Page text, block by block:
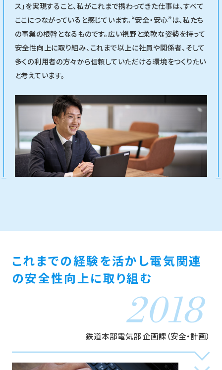
ス」を実現すること、私がこれまで携わってきた仕事は、すべて
ここにつながっていると感じています。“安全・安心”は、私たち
の事業の根幹となるものです。広い視野と柔軟な姿勢を持って
安全性向上に取り組み、これまで以上に社員や関係者、そして
多くの利用者の方々から信頼していただける環境をつくりたい
と考えています。
これまでの経験を活かし電気関連
の安全性向上に取り組む
鉄道本部電気部 企画課（安全・計画）